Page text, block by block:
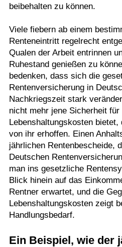
beibehalten zu können.
Viele fiebern ab einem
Renteneintritt regelrecht
Qualen der Arbeit entrinnen
Ruhestand genießen zu
bedenken, dass sich die
Rentenversicherung in
Nachkriegszeit stark
nicht mehr jene Sicherheit
Lebenshaltungskosten
von ihr erhoffen. Einen
jährlichen Rentenbescheide,
Deutschen
man ins gesetzliche
Blick hinein auf das
Rentner erwartet, und die
Lebenshaltungskosten zeigt
Handlungsbedarf.
Ein Beispiel, wie der